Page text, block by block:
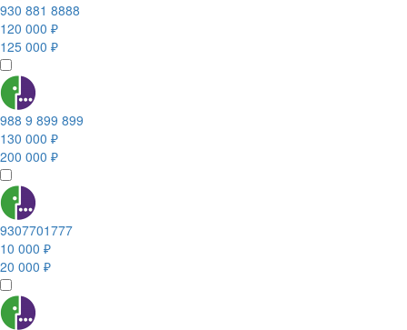
930 881 8888
120 000 ₽
125 000 ₽
988 9 899 899
130 000 ₽
200 000 ₽
9307701777
10 000 ₽
20 000 ₽